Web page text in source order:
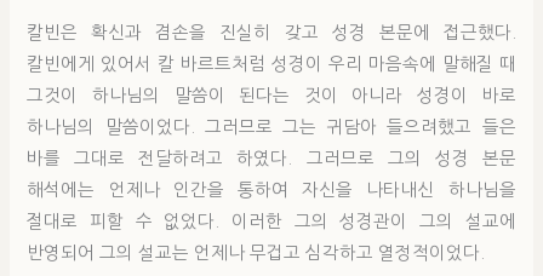
칼빈은 확신과 겸손을 진실히 갖고 성경 본문에 접근했다.
칼빈에게 있어서 칼 바르트처럼 성경이 우리 마음속에 말해질 때
그것이 하나님의 말씀이 된다는 것이 아니라 성경이 바로
하나님의 말씀이었다. 그러므로 그는 귀담아 들으려했고 들은
바를 그대로 전달하려고 하였다. 그러므로 그의 성경 본문
해석에는 언제나 인간을 통하여 자신을 나타내신 하나님을
절대로 피할 수 없었다. 이러한 그의 성경관이 그의 설교에
반영되어 그의 설교는 언제나 무겁고 심각하고 열정적이었다.